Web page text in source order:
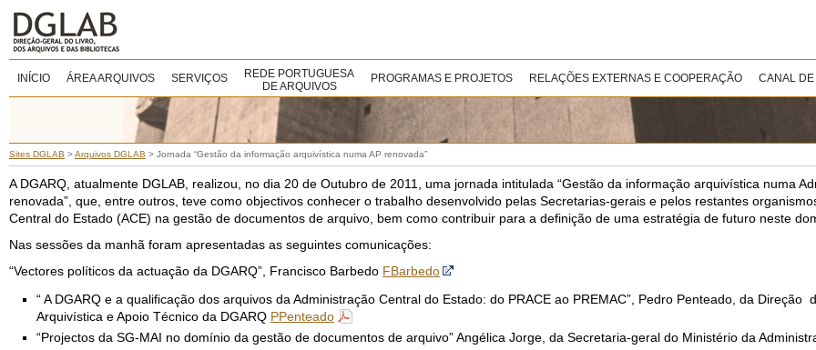
INÍCIO ÁREA ARQUIVOS SERVIÇOS
REDE PORTUGUESA
DE ARQUIVOS
PROGRAMAS E PROJETOS RELAÇÕES EXTERNAS E COOPERAÇÃO CANAL
Sites DGLAB >Arquivos DGLAB > Jornada “Gestão da informação arquivística numa AP renovada”
A DGARQ, atualmente DGLAB, realizou, no dia 20 de Outubro de 2011, uma jornada intitulada “Gestão da informação arquivística numa
renovada”, que, entre outros, teve como objectivos conhecer o trabalho desenvolvido pelas Secretarias-gerais e pelos restantes
Central do Estado (ACE) na gestão de documentos de arquivo, bem como contribuir para a definição de uma estratégia de futuro neste
Nas sessões da manhã foram apresentadas as seguintes comunicações:
“Vectores políticos da actuação da DGARQ”, Francisco Barbedo FBarbedo
“ A DGARQ e a qualificação dos arquivos da Administração Central do Estado: do PRACE ao PREMAC”, Pedro Penteado, da Direção
Arquivística e Apoio Técnico da DGARQ PPenteado
“Projectos da SG-MAI no domínio da gestão de documentos de arquivo” Angélica Jorge, da Secretaria-geral do Ministério da